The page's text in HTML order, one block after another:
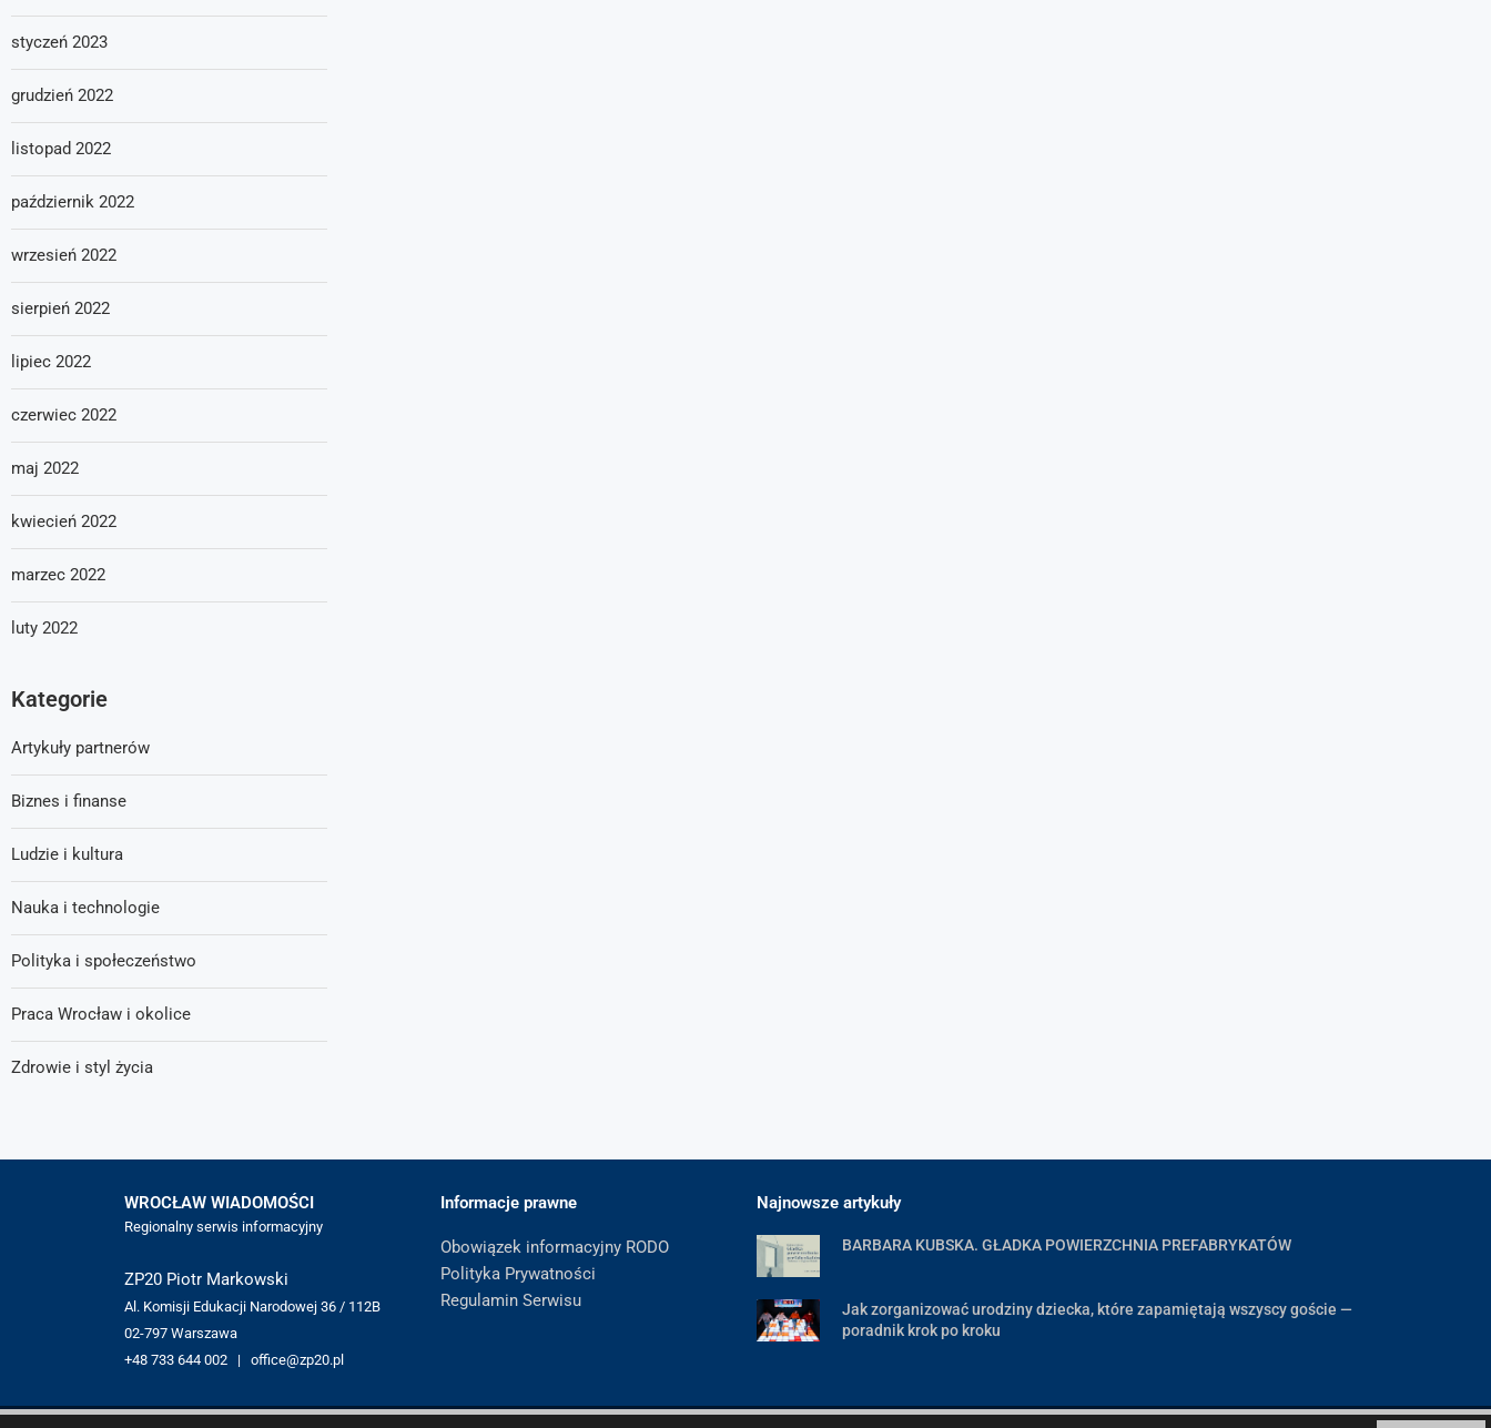
styczeń 2023
grudzień 2022
listopad 2022
październik 2022
wrzesień 2022
sierpień 2022
lipiec 2022
czerwiec 2022
maj 2022
kwiecień 2022
marzec 2022
luty 2022
Kategorie
Artykuły partnerów
Biznes i finanse
Ludzie i kultura
Nauka i technologie
Polityka i społeczeństwo
Praca Wrocław i okolice
Zdrowie i styl życia
WROCŁAW WIADOMOŚCI
Regionalny serwis informacyjny
ZP20 Piotr Markowski
Al. Komisji Edukacji Narodowej 36 / 112B
02-797 Warszawa
+48 733 644 002 | office@zp20.pl
Informacje prawne
Obowiązek informacyjny RODO
Polityka Prywatności
Regulamin Serwisu
Najnowsze artykuły
BARBARA KUBSKA. GŁADKA POWIERZCHNIA PREFABRYKATÓW
Jak zorganizować urodziny dziecka, które zapamiętają wszyscy goście —
poradnik krok po kroku